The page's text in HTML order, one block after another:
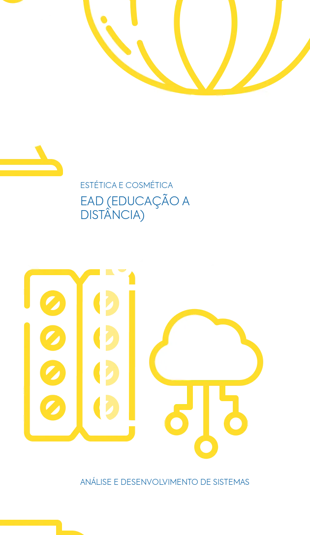
ESTÉTICA E COSMÉTICA
EAD (EDUCAÇÃO A
DISTÂNCIA)
ANÁLISE E DESENVOLVIMENTO DE SISTEMAS